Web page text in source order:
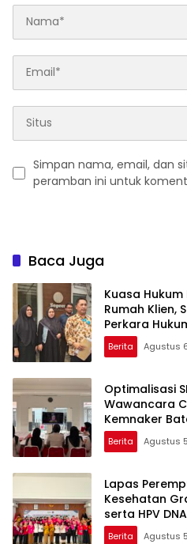
Simpan nama, email, dan
peramban ini untuk
Baca Juga
Kuasa
Rumah Klien,
Perkara
Berita Agustus
Optimalisasi
Wawancara
Kemnaker
Berita Agustus
Lapas
Kesehatan
serta HPV
Binaan
Berita Agustus